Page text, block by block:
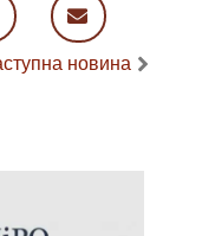
новина